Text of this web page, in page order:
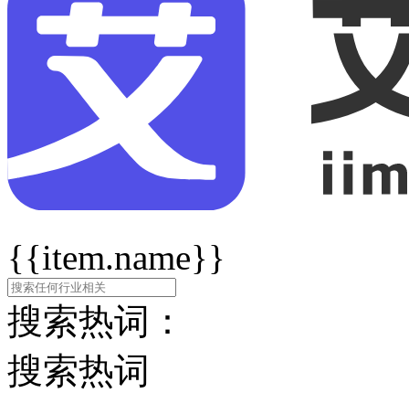
{{item.name}}
搜索热词：
搜索热词